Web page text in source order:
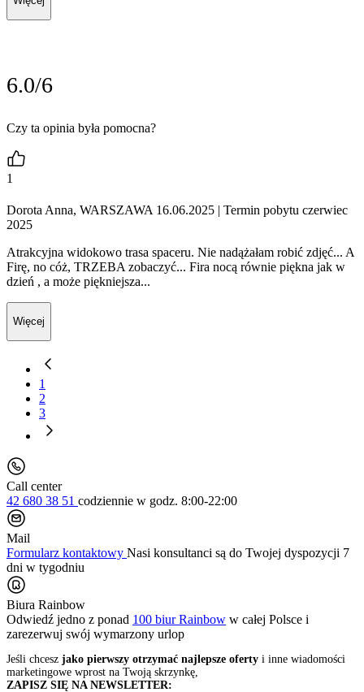
6.0/6
Czy ta opinia była pomocna?
1
Dorota Anna, WARSZAWA 16.06.2025 | Termin pobytu czerwiec
2025
Atrakcyjna widokowo trasa spaceru. Nie nadążałam robić zdjęć... A
Firę, no cóż, TRZEBA zobaczyć... Fira nocą równie piękna jak w
dzień , a może piękniejsza...
Więcej
1
2
3
Call center
42 680 38 51 codziennie w godz. 8:00-22:00
Mail
Formularz kontaktowy Nasi konsultanci są do Twojej dyspozycji 7
dni w tygodniu
Biura Rainbow
Odwiedź jedno z ponad 100 biur Rainbow w całej Polsce i
zarezerwuj swój wymarzony urlop
Jeśli chcesz jako pierwszy otrzymać najlepsze oferty i inne wiadomości
marketingowe wprost na Twoją skrzynkę,
ZAPISZ SIĘ NA NEWSLETTER: